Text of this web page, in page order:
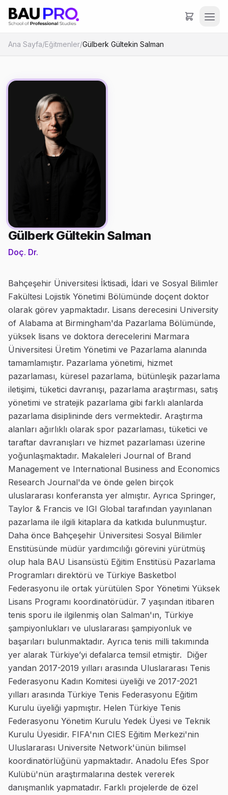
Ana Sayfa/Eğitmenler/Gülberk Gültekin Salman
Gülberk Gültekin Salman
Doç. Dr.
Bahçeşehir Üniversitesi İktisadi, İdari ve Sosyal Bilimler
Fakültesi Lojistik Yönetimi Bölümünde doçent doktor
olarak görev yapmaktadır. Lisans derecesini University
of Alabama at Birmingham'da Pazarlama Bölümünde,
yüksek lisans ve doktora derecelerini Marmara
Üniversitesi Üretim Yönetimi ve Pazarlama alanında
tamamlamıştır. Pazarlama yönetimi, hizmet
pazarlaması, küresel pazarlama, bütünleşik pazarlama
iletişimi, tüketici davranışı, pazarlama araştırması, satış
yönetimi ve stratejik pazarlama gibi farklı alanlarda
pazarlama disiplininde ders vermektedir. Araştırma
alanları ağırlıklı olarak spor pazarlaması, tüketici ve
taraftar davranışları ve hizmet pazarlaması üzerine
yoğunlaşmaktadır. Makaleleri Journal of Brand
Management ve International Business and Economics
Research Journal'da ve önde gelen birçok
uluslararası konferansta yer almıştır. Ayrıca Springer,
Taylor & Francis ve IGI Global tarafından yayınlanan
pazarlama ile ilgili kitaplara da katkıda bulunmuştur.
Daha önce Bahçeşehir Üniversitesi Sosyal Bilimler
Enstitüsünde müdür yardımcılığı görevini yürütmüş
olup hala BAU Lisansüstü Eğitim Enstitüsü Pazarlama
Programları direktörü ve Türkiye Basketbol
Federasyonu ile ortak yürütülen Spor Yönetimi Yüksek
Lisans Programı koordinatörüdür. 7 yaşından itibaren
tenis sporu ile ilgilenmiş olan Salman'ın, Türkiye
şampiyonlukları ve uluslararası şampiyonluk ve
başarıları bulunmaktadır. Ayrıca tenis milli takımında
yer alarak Türkiye’yi defalarca temsil etmiştir. Diğer
yandan 2017-2019 yılları arasında Uluslararası Tenis
Federasyonu Kadın Komitesi üyeliği ve 2017-2021
yılları arasında Türkiye Tenis Federasyonu Eğitim
Kurulu üyeliği yapmıştır. Helen Türkiye Tenis
Federasyonu Yönetim Kurulu Yedek Üyesi ve Teknik
Kurulu Üyesidir. FIFA'nın CIES Eğitim Merkezi'nin
Uluslararası Universite Network'ünün bilimsel
koordinatörlüğünü yapmaktadır. Anadolu Efes Spor
Kulübü'nün araştırmalarına destek vererek
danışmanlık yapmatadır. Farklı projelerde de özel